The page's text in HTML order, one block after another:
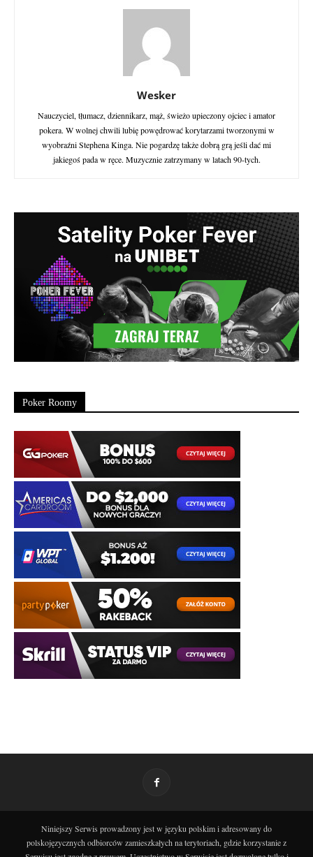
Wesker
Nauczyciel, tłumacz, dziennikarz, mąż, świeżo upieczony ojciec i amator
pokera. W wolnej chwili lubię powędrować korytarzami tworzonymi w
wyobraźni Stephena Kinga. Nie pogardzę także dobrą grą jeśli dać mi
jakiegoś pada w ręce. Muzycznie zatrzymany w latach 90-tych.
Poker Roomy
Niniejszy Serwis prowadzony jest w języku polskim i adresowany do
polskojęzycznych odbiorców zamieszkałych na terytoriach, gdzie korzystanie z